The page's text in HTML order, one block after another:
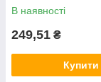
В наявності
249,51 ₴
Купити